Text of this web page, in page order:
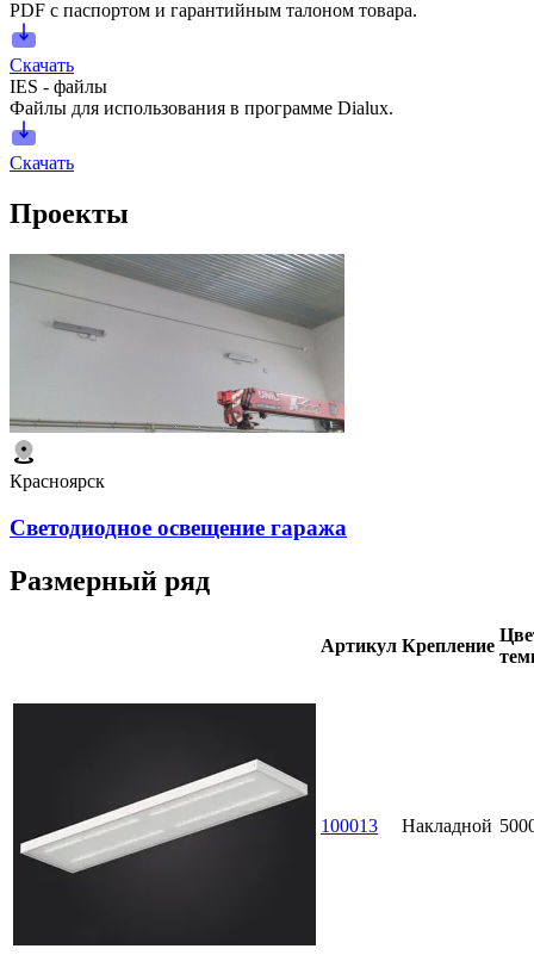
PDF с паспортом и гарантийным талоном товара.
Скачать
IES - файлы
Файлы для использования в программе Dialux.
Скачать
Проекты
Красноярск
Светодиодное освещение гаража
Размерный ряд
Артикул Крепление
100013 Накладной